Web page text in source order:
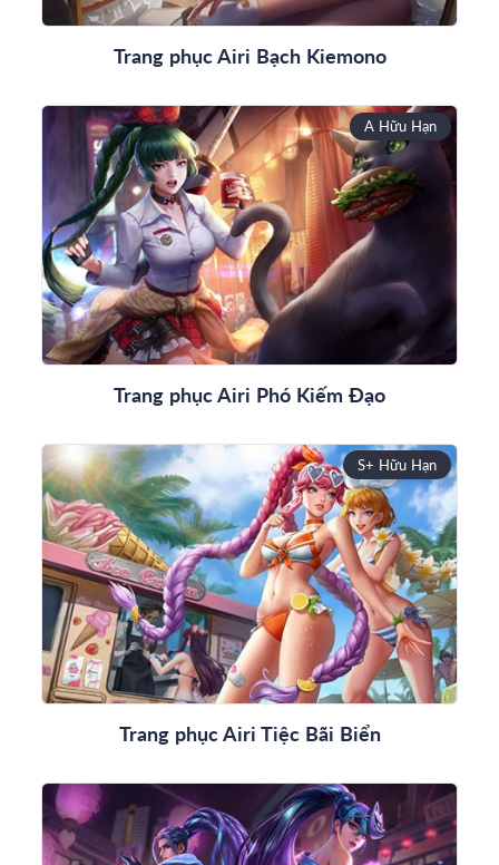
Trang phục Airi Bạch Kiemono
A Hữu Hạn
Trang phục Airi Phó Kiếm Đạo
S+ Hữu Hạn
Trang phục Airi Tiệc Bãi Biển